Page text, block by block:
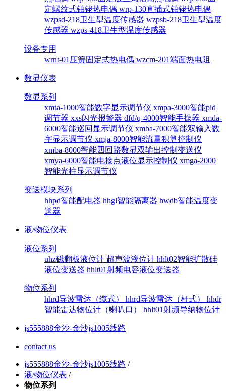
定螺纹式铂铑热电偶 wrp-130直插式铂铑热电偶
wzpsd-218卫生型温度传感器 wzpsb-218卫生型温度
传感器 wzps-418卫生型温度传感器
设备专用
wrnt-01压簧固定式热电偶 wzcm-201端面热电阻
数显仪表
数显系列
xmta-1000智能数字显示调节仪 xmpa-3000智能pid
调节器 xxs闪光报警器 dfd/q-4000智能手操器 xmda-
6000智能巡回显示调节仪 xmba-7000智能双输入数
字显示调节仪 xmja-8000智能流量积算控制仪
xmba-8000智能四回路数显双输出控制变送仪
xmya-6000智能电接点液位显示控制仪 xmga-2000
智能光柱显示调节仪
变送模块系列
hhpd智能配电器 hhgl智能隔离器 hwdb智能温度变
送器
液/物位仪表
液位系列
uhz磁翻板液位计 超声波液位计 hhlt02智能扩散硅
液位变送器 hhlt01射频电容液位变送器
物位系列
hhrd导波雷达（缆式） hhrd导波雷达（杆式） hhdr
智能雷达物位计（喇叭口） hhlt01射频导纳物位计
js555888金沙-金沙js1005线路
contact us
js555888金沙-金沙js1005线路 /
液/物位仪表 /
物位系列